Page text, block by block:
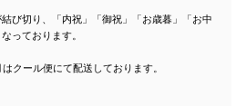
び切り、「内祝」「御祝」「お歳暮」「お中
っております。
クール便にて配送しております。